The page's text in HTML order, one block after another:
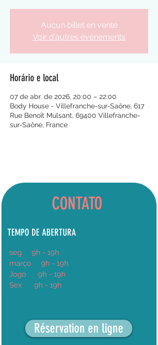
Aucun billet en vente
Voir d'autres événements
Horário e local
07 de abr. de 2026, 20:00 – 22:00
Body House - Villefranche-sur-Saône, 617
Rue Benoît Mulsant, 69400 Villefranche-
sur-Saône, France
CONTATO
TEMPO DE ABERTURA
seg 9h - 19h
março
9h - 19h
Jogo
9h - 19h
Sex
9h - 19h
Réservation en ligne